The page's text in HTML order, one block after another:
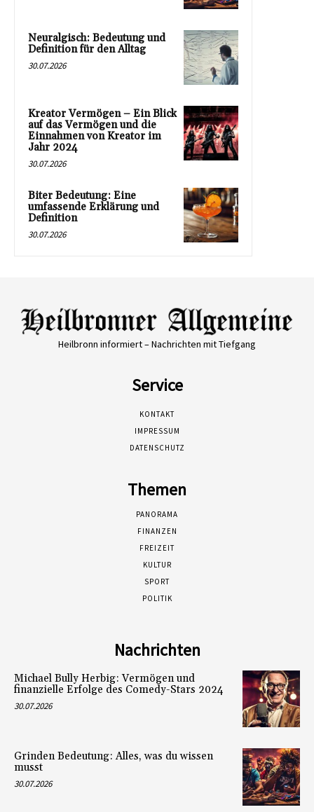
Neuralgisch: Bedeutung und
Definition für den Alltag
30.07.2026
Kreator Vermögen – Ein Blick
auf das Vermögen und die
Einnahmen von Kreator im
Jahr 2024
30.07.2026
Biter Bedeutung: Eine
umfassende Erklärung und
Definition
30.07.2026
Heilbronn informiert – Nachrichten mit Tiefgang
Service
KONTAKT
IMPRESSUM
DATENSCHUTZ
Themen
PANORAMA
FINANZEN
FREIZEIT
KULTUR
SPORT
POLITIK
Nachrichten
Michael Bully Herbig: Vermögen und
finanzielle Erfolge des Comedy-Stars 2024
30.07.2026
Grinden Bedeutung: Alles, was du wissen
musst
30.07.2026